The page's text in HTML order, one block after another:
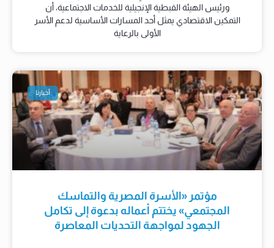
ورئيس الهيئة القبطية الإنجيلية للخدمات الاجتماعية، أن
التمكين الاقتصادي يمثل أحد المسارات الأساسية لدعم الأسر
الأولى بالرعاية
أخبارنا
مؤتمر «الأسرة المصرية والتماسك
المجتمعي» يختتم أعماله بدعوة إلى تكامل
الجهود لمواجهة التحديات المعاصرة